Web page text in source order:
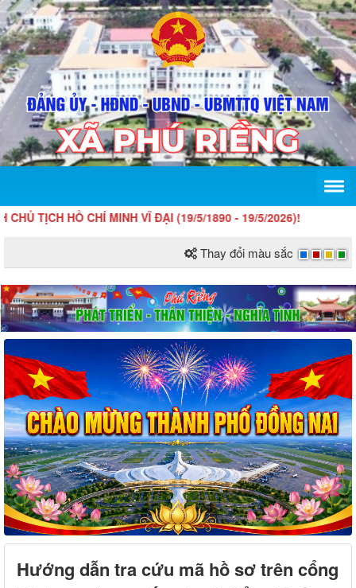
TỊCH HỒ CHÍ MINH VĨ ĐẠI (19/5/1890 - 19/5/2026)!
Thay đổi màu sắc
Hướng dẫn tra cứu mã hồ sơ trên cổng